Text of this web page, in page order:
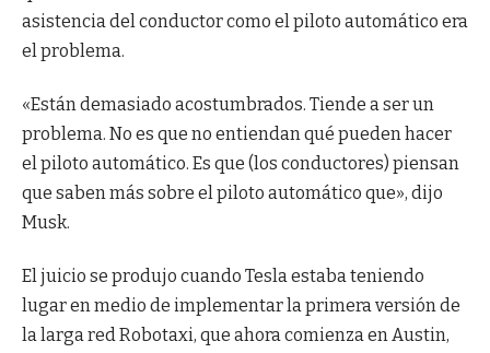
asistencia del conductor como el piloto automático era
el problema.
«Están demasiado acostumbrados. Tiende a ser un
problema. No es que no entiendan qué pueden hacer
el piloto automático. Es que (los conductores) piensan
que saben más sobre el piloto automático que», dijo
Musk.
El juicio se produjo cuando Tesla estaba teniendo
lugar en medio de implementar la primera versión de
la larga red Robotaxi, que ahora comienza en Austin,